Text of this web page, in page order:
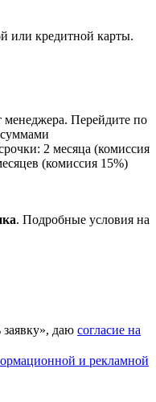
или кредитной карты.
Перейдите по
2 месяца (комиссия
(комиссия 15%)
. Подробные условия на
», даю согласие на
и рекламной